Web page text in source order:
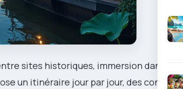
sites historiques, immersion dans la
un itinéraire jour par jour, des conseils